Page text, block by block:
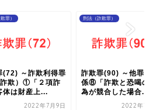
罪）
(72) ～詐欺利得罪
詐欺）①「２項詐
体は財産上...
2022年7月9日
刑法（詐欺罪）
詐欺罪(90) ～他罪と
係⑧「詐欺と恐喝の
為が競合した場合...
2022年7